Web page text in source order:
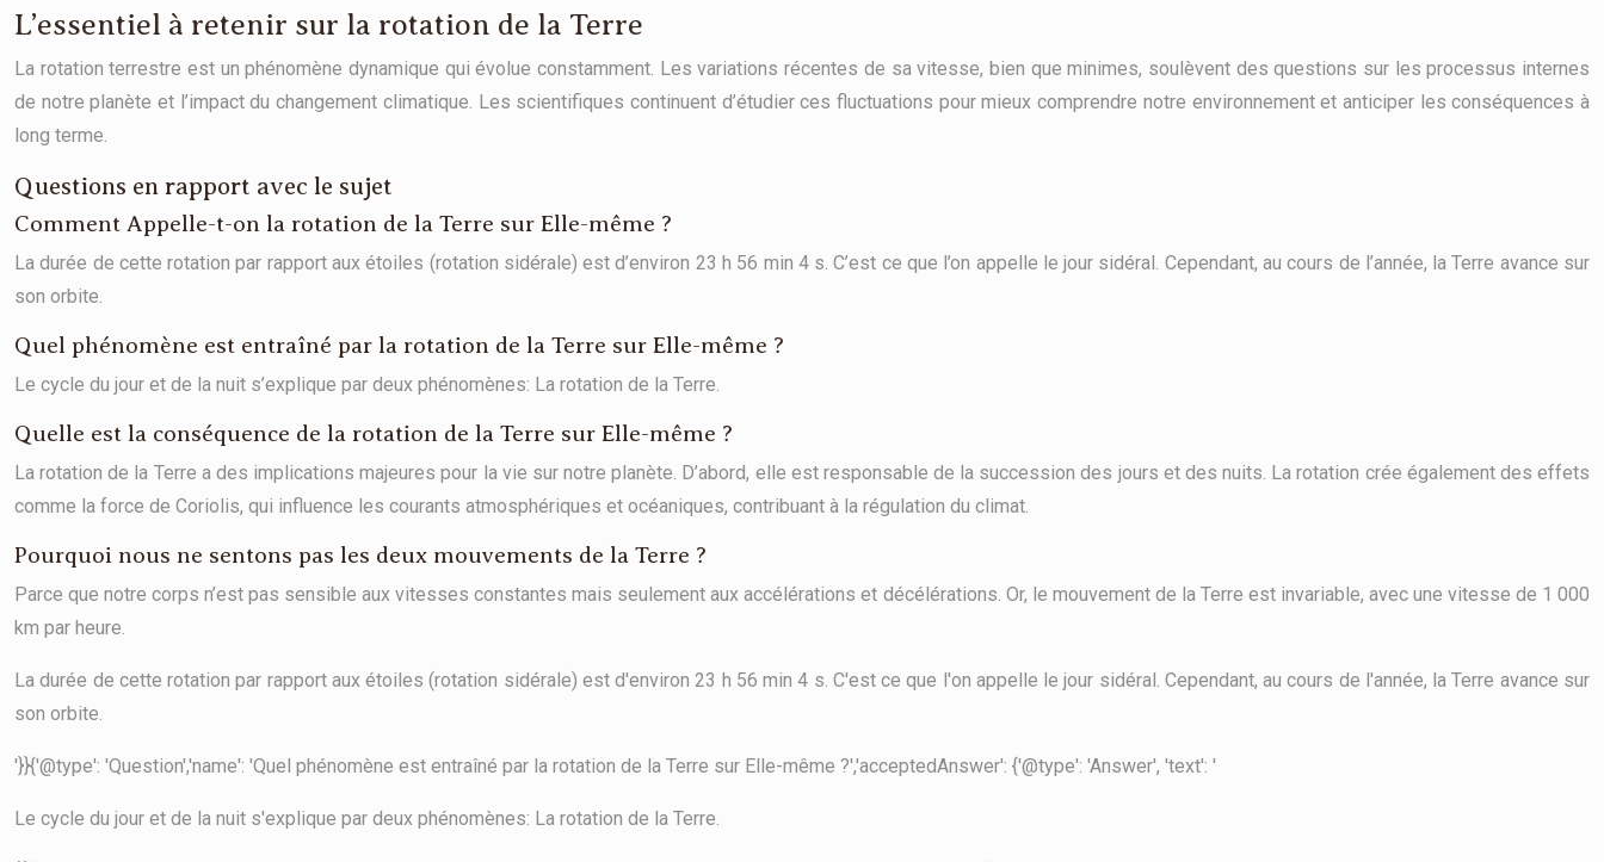
L’essentiel à retenir sur la rotation de la Terre
La rotation terrestre est un phénomène dynamique qui évolue constamment. Les variations récentes de sa vitesse, bien que minimes, soulèvent des questions sur les processus internes
de notre planète et l’impact du changement climatique. Les scientifiques continuent d’étudier ces fluctuations pour mieux comprendre notre environnement et anticiper les conséquences à
long terme.
Questions en rapport avec le sujet
Comment Appelle-t-on la rotation de la Terre sur Elle-même ?
La durée de cette rotation par rapport aux étoiles (rotation sidérale) est d’environ 23 h 56 min 4 s. C’est ce que l’on appelle le jour sidéral. Cependant, au cours de l’année, la Terre avance sur
son orbite.
Quel phénomène est entraîné par la rotation de la Terre sur Elle-même ?
Le cycle du jour et de la nuit s’explique par deux phénomènes: La rotation de la Terre.
Quelle est la conséquence de la rotation de la Terre sur Elle-même ?
La rotation de la Terre a des implications majeures pour la vie sur notre planète. D’abord, elle est responsable de la succession des jours et des nuits. La rotation crée également des effets
comme la force de Coriolis, qui influence les courants atmosphériques et océaniques, contribuant à la régulation du climat.
Pourquoi nous ne sentons pas les deux mouvements de la Terre ?
Parce que notre corps n’est pas sensible aux vitesses constantes mais seulement aux accélérations et décélérations. Or, le mouvement de la Terre est invariable, avec une vitesse de 1 000
km par heure.
La durée de cette rotation par rapport aux étoiles (rotation sidérale) est d'environ 23 h 56 min 4 s. C'est ce que l'on appelle le jour sidéral. Cependant, au cours de l'année, la Terre avance sur
son orbite.
'}}{'@type': 'Question','name': 'Quel phénomène est entraîné par la rotation de la Terre sur Elle-même ?','acceptedAnswer': {'@type': 'Answer', 'text': '
Le cycle du jour et de la nuit s'explique par deux phénomènes: La rotation de la Terre.